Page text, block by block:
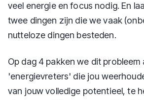
veel energie en focus nodig. En
twee dingen zijn die we vaak
nutteloze dingen besteden.
Op dag 4 pakken we dit probleem
'energievreters' die jou
van jouw volledige potentieel, te